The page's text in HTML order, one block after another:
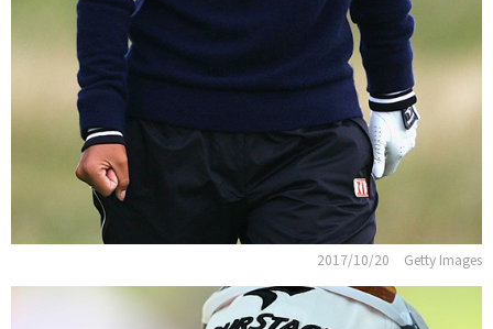
2017/10/20 Getty Images